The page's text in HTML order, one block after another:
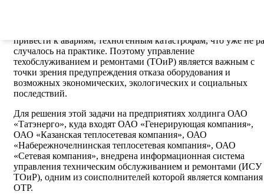
привести к авариям, техногенным катастрофам, что уже не
случалось на практике. Поэтому управление
техобслуживанием и ремонтами (ТОиР) является важным с
точки зрения предупреждения отказа оборудования и
возможных экономических, экологических и социальных
последствий.
Для решения этой задачи на предприятиях холдинга ОАО
«Татэнерго», куда входят ОАО «Генерирующая компания»,
ОАО «Казанская теплосетевая компания», ОАО
«Набережночелнинская теплосетевая компания», ОАО
«Сетевая компания», внедрена информационная система
управления техническим обслуживанием и ремонтами (ИСУ
ТОиР), одним из соисполнителей которой является компания
ОТР.